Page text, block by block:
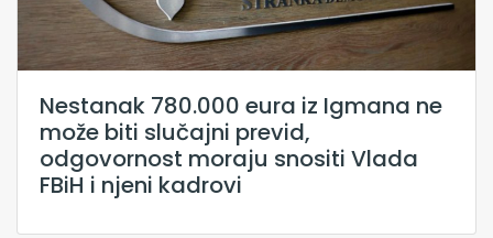
Nestanak 780.000 eura iz Igmana ne
može biti slučajni previd,
odgovornost moraju snositi Vlada
FBiH i njeni kadrovi